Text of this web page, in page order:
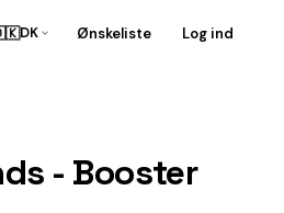
DK Ønskeliste Log ind
- Booster